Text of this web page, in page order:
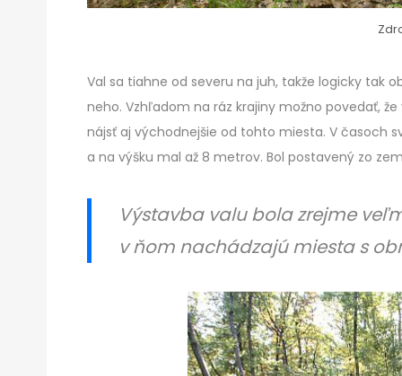
Val sa tiahne od severu na juh, takže logicky tak
neho. Vzhľadom na ráz krajiny možno povedať,
nájsť aj východnejšie od tohto miesta. V časoch
a na výšku mal až 8 metrov. Bol postavený zo
Výstavba valu bola zrejme
v ňom nachádzajú miesta s